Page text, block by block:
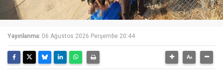
Yayınlanma: 06 Ağustos 2026 Perşembe 20:44